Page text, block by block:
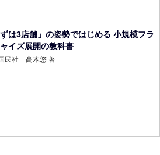
ずは3店舗」の姿勢ではじめる 小規模フラ
イズ展開の教科書
民社 髙木悠 著